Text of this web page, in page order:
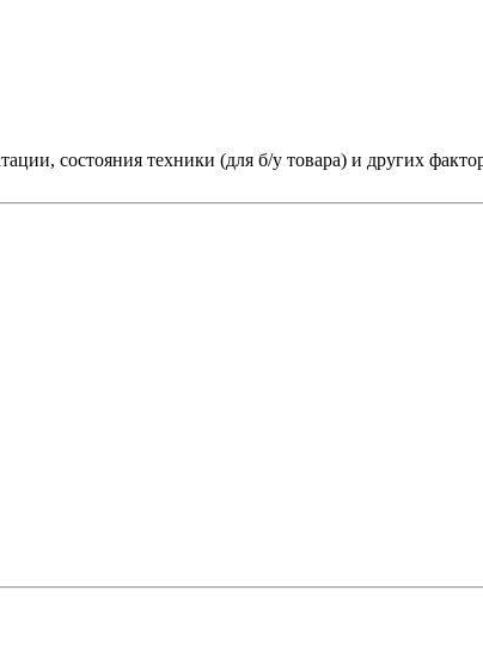
состояния техники (для б/у товара) и других